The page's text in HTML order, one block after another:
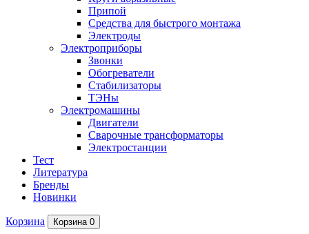
Припой
Средства для быстрого монтажа
Электроды
Электроприборы
Звонки
Обогреватели
Стабилизаторы
ТЭНы
Электромашины
Двигатели
Сварочные трансформаторы
Электростанции
Тест
Литература
Бренды
Новинки
Корзина Корзина 0